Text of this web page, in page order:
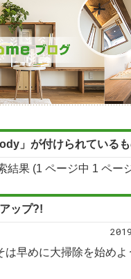
」が付けられている
結果 (1 ページ中 1 ペー
ップ?!
は早めに大掃除を始め